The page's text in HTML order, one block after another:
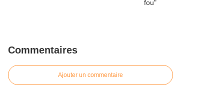
Commentaires
Ajouter un commentaire